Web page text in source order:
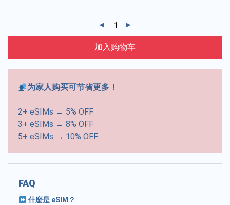
加入购物车
为家人购买可节省更多！
2+ eSIMs → 5% OFF
3+ eSIMs → 8% OFF
5+ eSIMs → 10% OFF
FAQ
什麼是 eSIM？